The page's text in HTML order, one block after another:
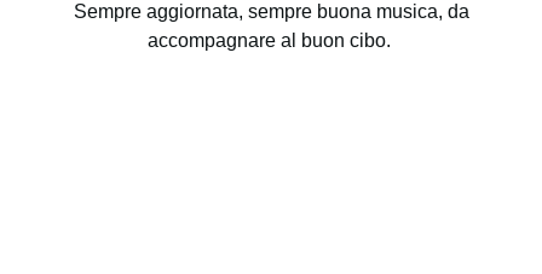
Sempre aggiornata, sempre buona musica, da
accompagnare al buon cibo.